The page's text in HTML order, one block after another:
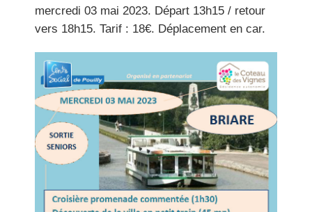
mercredi 03 mai 2023. Départ 13h15 / retour
vers 18h15. Tarif : 18€. Déplacement en car.